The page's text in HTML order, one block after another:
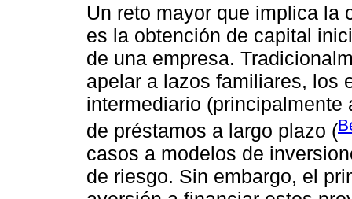
Un reto mayor que implica la
es la obtención de capital
de una empresa.
apelar a lazos familiares, los
intermediario
de préstamos a largo plazo (
casos a modelos de
de riesgo. Sin embargo, el